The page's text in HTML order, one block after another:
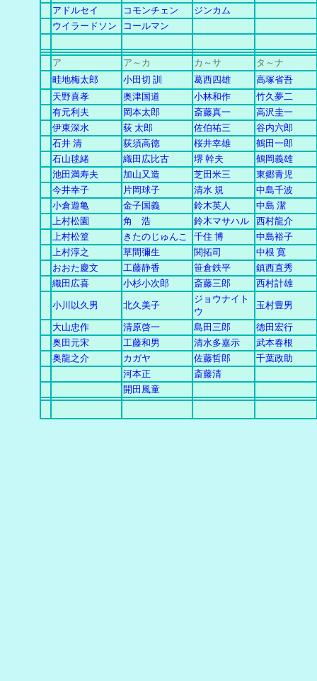
アドルセイ コモンチェン
ジンカム
ウイラードソン
コールマン
ア ア～カ カ ～ サ
タ～ナ
畦地梅太郎
小田切 訓 葛西四雄
高塚省吾
天野喜孝
奥津国道 小林和作
竹久夢二
有元利夫
岡本太郎 斎藤真一
高沢圭一
伊東深水
荻 太郎 佐伯祐三
谷内六郎
石井 清
荻須高徳 桜井幸雄
鶴田一郎
石山毬緒
織田広比古 堺 幹夫
鶴岡義雄
池田満寿夫
加山又造 芝田米三
東郷青児
今井幸子
片岡球子 清水 規
中島千波
小倉遊亀
金子国義 鈴木英人
中島 潔
上村松園
角 浩 鈴木マサハル
西村龍介
上村松篁
きたのじゅんこ 千住 博
中島裕子
上村淳之
草間彌生 関拓司
中根 寛
おおた慶文
工藤静香 笹倉鉄平
鎮西直秀
織田広喜
小杉小次郎 斎藤三郎 西村計雄
小川以久男 北久美子
ジョウナイト
ウ
玉村豊男
大山忠作 清原啓一 島田三郎
徳田宏行
奥田元宋
工藤和男 清水多嘉示
武本春根
奥龍之介
カガヤ 佐藤哲郎
千葉政助
河本正
斎藤清
開田風童